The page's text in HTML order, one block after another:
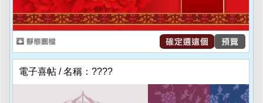
電子喜帖 / 名稱：????